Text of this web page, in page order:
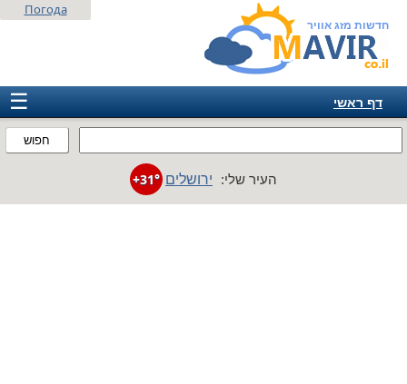
חדשות מזג אוויר
חפוש
Погода
☰
דף ראשי
אמריקה
העיר שלי: ירושלים +31°